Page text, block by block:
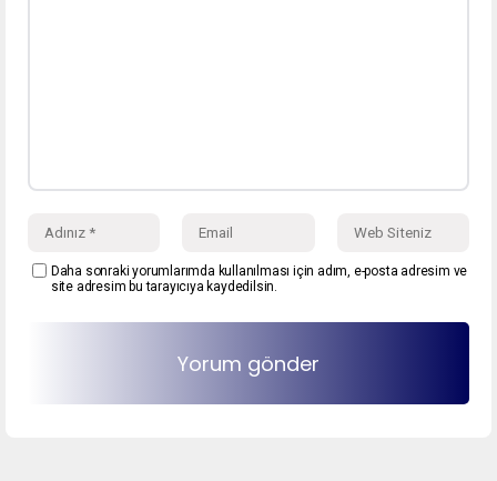
Daha sonraki yorumlarımda kullanılması için adım, e-posta adresim ve
site adresim bu tarayıcıya kaydedilsin.